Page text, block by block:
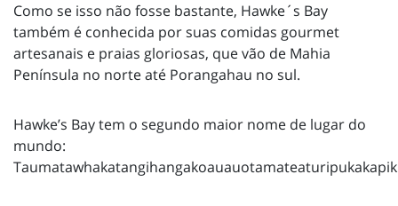
Como se isso não fosse bastante, Hawke´s Bay
também é conhecida por suas comidas gourmet
artesanais e praias gloriosas, que vão de Mahia
Península no norte até Porangahau no sul.
Hawke’s Bay tem o segundo maior nome de lugar do
mundo: